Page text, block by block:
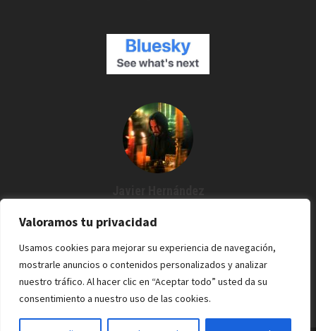
Valoramos tu privacidad
Usamos cookies para mejorar su experiencia de navegación,
mostrarle anuncios o contenidos personalizados y analizar
nuestro tráfico. Al hacer clic en “Aceptar todo” usted da su
consentimiento a nuestro uso de las cookies.
entonces estoy por aquí. Cine / Rock /Pixel.